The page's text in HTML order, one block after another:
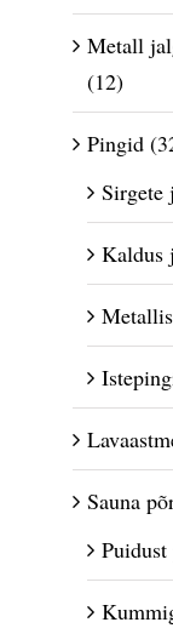
Metall
(12)
Pingid
Sirgete
Kaldus
Sauna
Puidust